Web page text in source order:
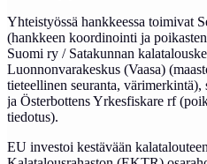
Yhteistyössä hankkeessa toimivat
(hankkeen koordinointi ja
Suomi ry / Satakunnan
Luonnonvarakeskus (Vaasa)
tieteellinen seuranta,
ja Österbottens Yrkesfiskare rf
tiedotus).
EU investoi kestävään